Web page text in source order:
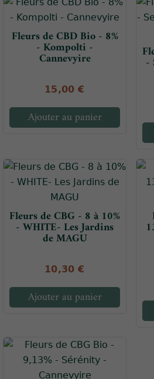
Fleurs de CBD Bio - 8%
- Kompolti -
Cannevyire
15,00 €
Ajouter au panier
-
Fleurs de CBG - 8 à 10%
- WHITE- Les Jardins
de MAGU
10,30 €
Ajouter au panier